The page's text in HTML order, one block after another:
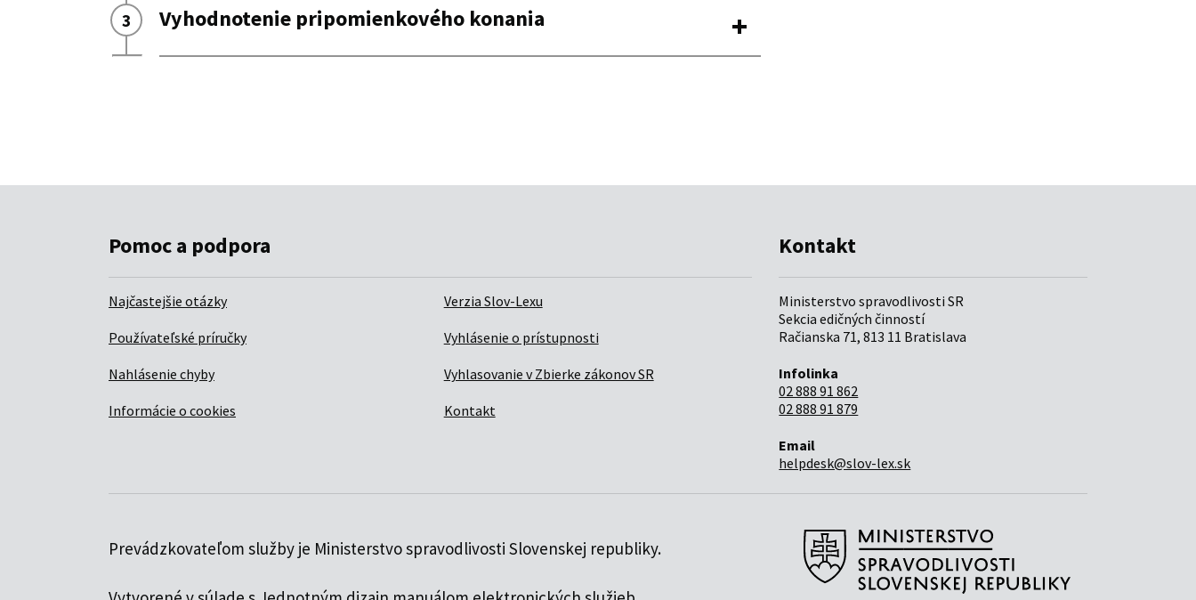
Pomoc a podpora
Najčastejšie otázky
Používateľské príručky
Nahlásenie chyby
Informácie o cookies
Verzia Slov-Lexu
Vyhlásenie o prístupnosti
Vyhlasovanie v Zbierke zákonov SR
Kontakt
Kontakt
Ministerstvo spravodlivosti SR
Sekcia edičných činností
Račianska 71, 813 11 Bratislava
Infolinka
02 888 91 862
02 888 91 879
Email
helpdesk@slov-lex.sk
Prevádzkovateľom služby je Ministerstvo spravodlivosti Slovenskej republiky.